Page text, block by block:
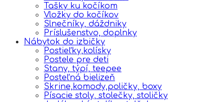
Tašky ku kočíkom
Vložky do kočíkov
Slnečníky, dáždniky
Príslušenstvo, doplnky
Nábytok do izbičky
Postieľky,kolísky
Postele pre deti
Stany, týpí, teepee
Posteľná bielizeň
Skrine,komody,poličky, boxy
Písacie stoly, stolečky, stoličky